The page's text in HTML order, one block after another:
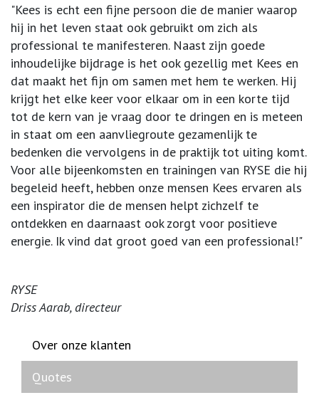
Over onze klanten
Quotes
"Kees is echt een fijne persoon die de manier waarop
hij in het leven staat ook gebruikt om zich als
professional te manifesteren. Naast zijn goede
inhoudelijke bijdrage is het ook gezellig met Kees en
dat maakt het fijn om samen met hem te werken. Hij
krijgt het elke keer voor elkaar om in een korte tijd
tot de kern van je vraag door te dringen en is meteen
in staat om een aanvliegroute gezamenlijk te
bedenken die vervolgens in de praktijk tot uiting komt.
Voor alle bijeenkomsten en trainingen van RYSE die hij
begeleid heeft, hebben onze mensen Kees ervaren als
een inspirator die de mensen helpt zichzelf te
ontdekken en daarnaast ook zorgt voor positieve
energie. Ik vind dat groot goed van een professional!"
RYSE
Driss Aarab, directeur